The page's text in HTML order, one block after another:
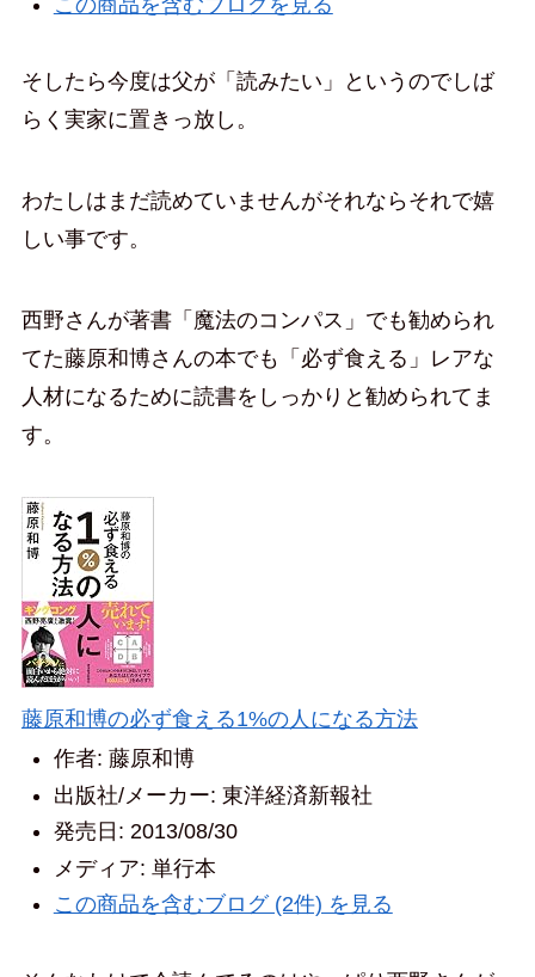
そしたら今度は父が「読みたい」というのでしば
らく実家に置きっ放し。
わたしはまだ読めていませんがそれならそれで嬉
しい事です。
西野さんが著書「魔法のコンパス」でも勧められ
てた藤原和博さんの本でも「必ず食える」レアな
人材になるために読書をしっかりと勧められてま
す。
藤原和博の必ず食える1%の人になる方法
作者: 藤原和博
出版社/メーカー: 東洋経済新報社
発売日: 2013/08/30
メディア: 単行本
この商品を含むブログ (2件) を見る